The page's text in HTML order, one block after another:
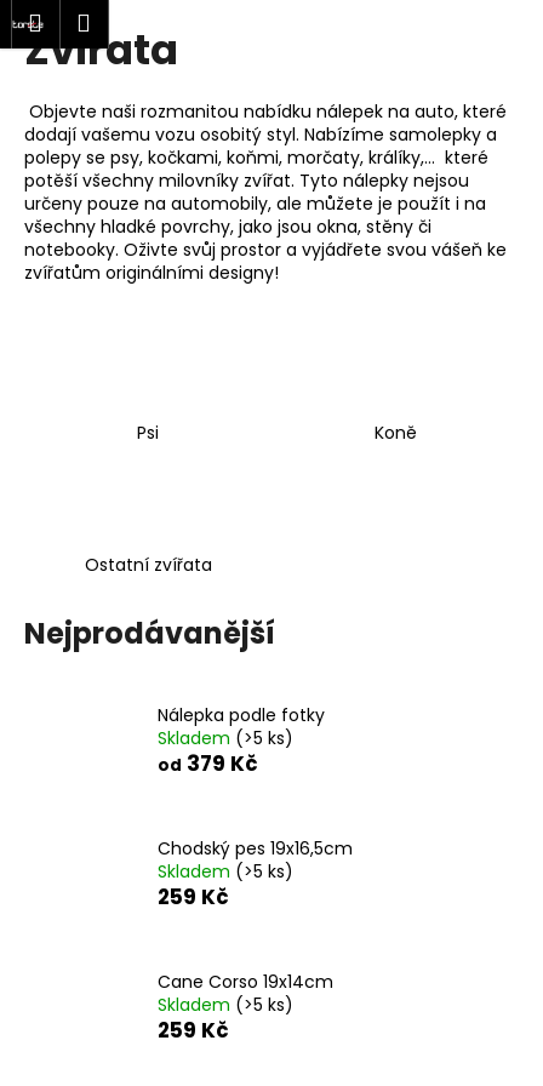
PřejítNákupní
košík
Zvířata
Objevte naši rozmanitou nabídku nálepek na auto, které
dodají vašemu vozu osobitý styl. Nabízíme samolepky a
polepy se psy, kočkami, koňmi, morčaty, králíky,... které
potěší všechny milovníky zvířat. Tyto nálepky nejsou
určeny pouze na automobily, ale můžete je použít i na
všechny hladké povrchy, jako jsou okna, stěny či
notebooky. Oživte svůj prostor a vyjádřete svou vášeň ke
zvířatům originálními designy!
Psi Koně
Ostatní zvířata
Nejprodávanější
Nálepka podle fotky
Skladem (>5 ks)
od 379 Kč
Chodský pes 19x16,5cm
Skladem (>5 ks)
259 Kč
Cane Corso 19x14cm
Skladem (>5 ks)
259 Kč
K
o Zpět
Zpět
C
o
p
o
t
ř
í